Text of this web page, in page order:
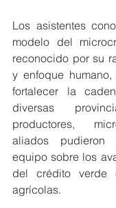
Los asistentes
modelo del
reconocido por su
y enfoque
fortalecer la
diversas
productores,
aliados
equipo sobre los
del crédito verde
agrícolas.